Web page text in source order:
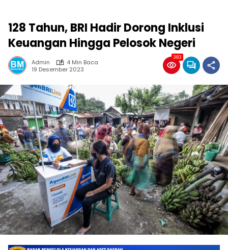
128 Tahun, BRI Hadir Dorong Inklusi
Keuangan Hingga Pelosok Negeri
Admin
4 Min Baca
19 Desember 2023
383